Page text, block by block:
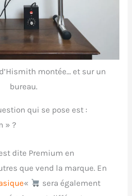
montée… et sur un
bureau.
qui se pose est :
» ?
dite Premium en
que vend la marque. En
«
sera également